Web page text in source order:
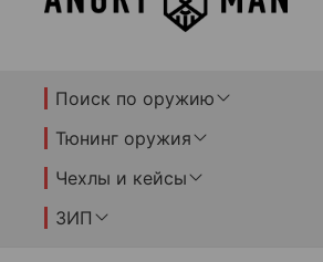
Поиск по оружию
Тюнинг оружия
Чехлы и кейсы
ЗИП